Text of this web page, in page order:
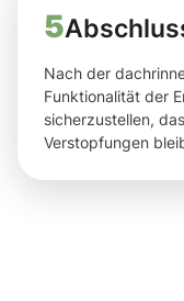
5
Nach der
Funktionalität der
sicherzustellen,
Verstopfungen